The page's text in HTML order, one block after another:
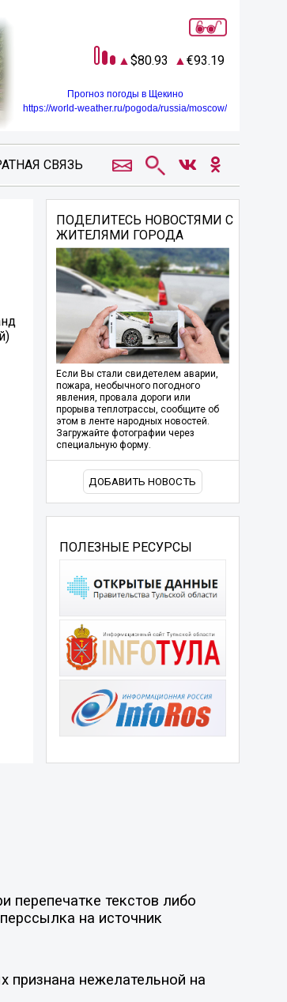
80.93 93.19
Прогноз погоды в Щекино
https://world-weather.ru/pogoda/russia/moscow/
СВЯЗЬ
ПОДЕЛИТЕСЬ НОВОСТЯМИ С
ЖИТЕЛЯМИ ГОРОДА
Если Вы стали свидетелем аварии,
пожара, необычного погодного
явления, провала дороги или
прорыва теплотрассы, сообщите об
этом в ленте народных новостей.
Загружайте фотографии через
специальную форму.
ДОБАВИТЬ НОВОСТЬ
ПОЛЕЗНЫЕ РЕСУРСЫ
перепечатке текстов либо
на источник
признана нежелательной на